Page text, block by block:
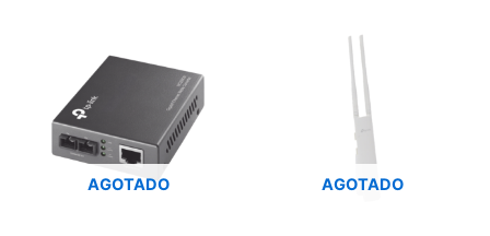
AGOTADO AGOTADO